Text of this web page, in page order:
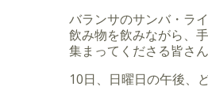
バランサのサンバ・ラ
飲み物を飲みながら、
集まってくださる皆さ
10日、日曜日の午後、